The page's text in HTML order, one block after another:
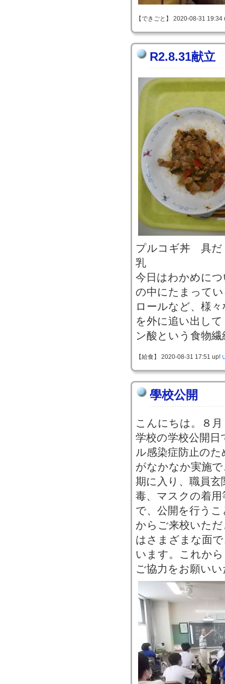
【できごと】 2020-08-31
R2.8.31献立
プルコギ丼 具
乳
今日はわかめに
の中にたまって
ロールなど、様
を外に追い出し
ン酸という食物
【給食】 2020-08-31 17:51 up!
學校公開
こんにちは。８
学校の学校公開
ル感染症防止の
がなかなか実施
期に入り、職員玄
毒、マスクの着
で、公開を行う
からご来校いた
はさまざまな面
います。これか
ご協力をお願い